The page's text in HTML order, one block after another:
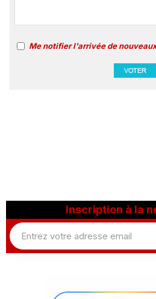
Me notifier l'arrivée de
Inscription à la